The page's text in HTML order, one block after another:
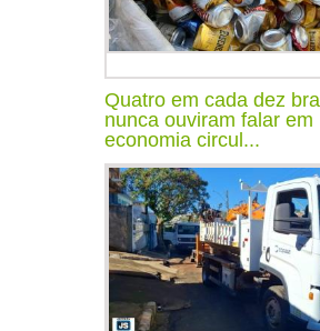
Quatro em cada dez
nunca ouviram falar em
economia circul...